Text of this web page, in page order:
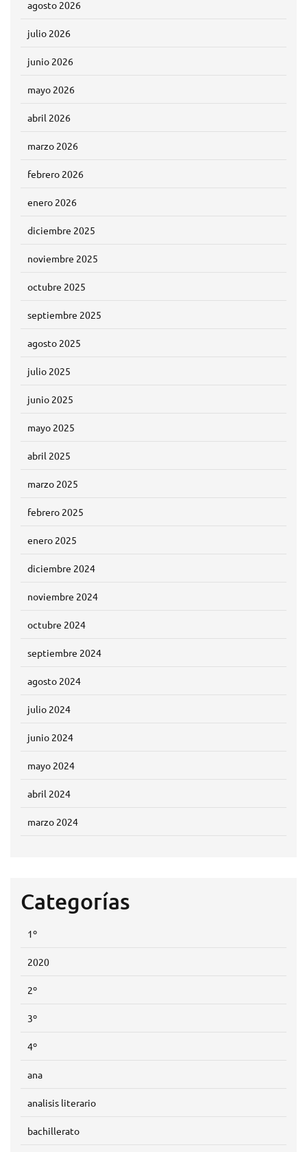
agosto 2026
julio 2026
junio 2026
mayo 2026
abril 2026
marzo 2026
febrero 2026
enero 2026
diciembre 2025
noviembre 2025
octubre 2025
septiembre 2025
agosto 2025
julio 2025
junio 2025
mayo 2025
abril 2025
marzo 2025
febrero 2025
enero 2025
diciembre 2024
noviembre 2024
octubre 2024
septiembre 2024
agosto 2024
julio 2024
junio 2024
mayo 2024
abril 2024
marzo 2024
Categorías
1º
2020
2º
3º
4º
ana
analisis literario
bachillerato